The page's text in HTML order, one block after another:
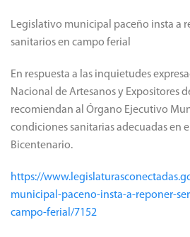
Legislativo municipal paceño insta a
sanitarios en campo ferial
En respuesta a las inquietudes
Nacional de Artesanos y Expositores
recomiendan al Órgano Ejecutivo
condiciones sanitarias adecuadas en
Bicentenario.
https://
municipal-paceno-insta-a-reponer-
campo-ferial/7152